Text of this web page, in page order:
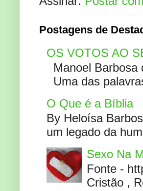
Postagens de
OS VOTOS AO
Manoel
Uma das
O Que é a Bíblia
By Heloísa
um legado da
Sexo Na
Fonte -
Cristão ,